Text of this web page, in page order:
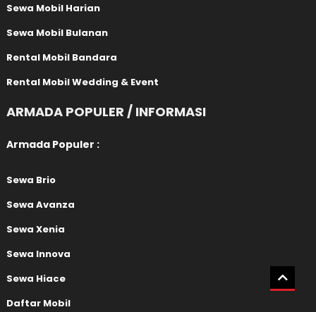
Sewa Mobil Harian
Sewa Mobil Bulanan
Rental Mobil Bandara
Rental Mobil Wedding & Event
ARMADA POPULER / INFORMASI
Armada Populer :
Sewa Brio
Sewa Avanza
Sewa Xenia
Sewa Innova
Sewa Hiace
Daftar Mobil